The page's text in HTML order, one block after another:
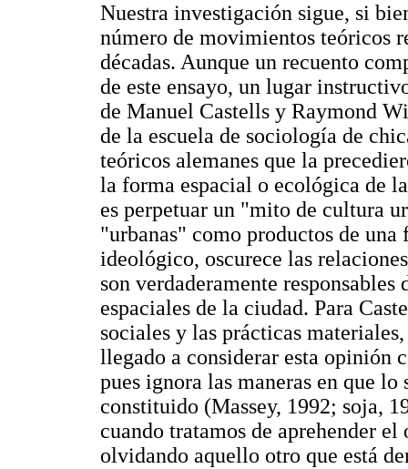
Nuestra investigación sigue, si
número de movimientos teóricos
décadas. Aunque un recuento
de este ensayo, un lugar
de Manuel Castells y Raymond
de la escuela de sociología de
teóricos alemanes que la
la forma espacial o ecológica de
es perpetuar un "mito de cultura
"urbanas" como productos de
ideológico, oscurece las
son verdaderamente
espaciales de la ciudad. Para
sociales y las prácticas
llegado a considerar esta opinión
pues ignora las maneras en que
constituido (Massey, 1992; soja,
cuando tratamos de aprehender
olvidando aquello otro que está